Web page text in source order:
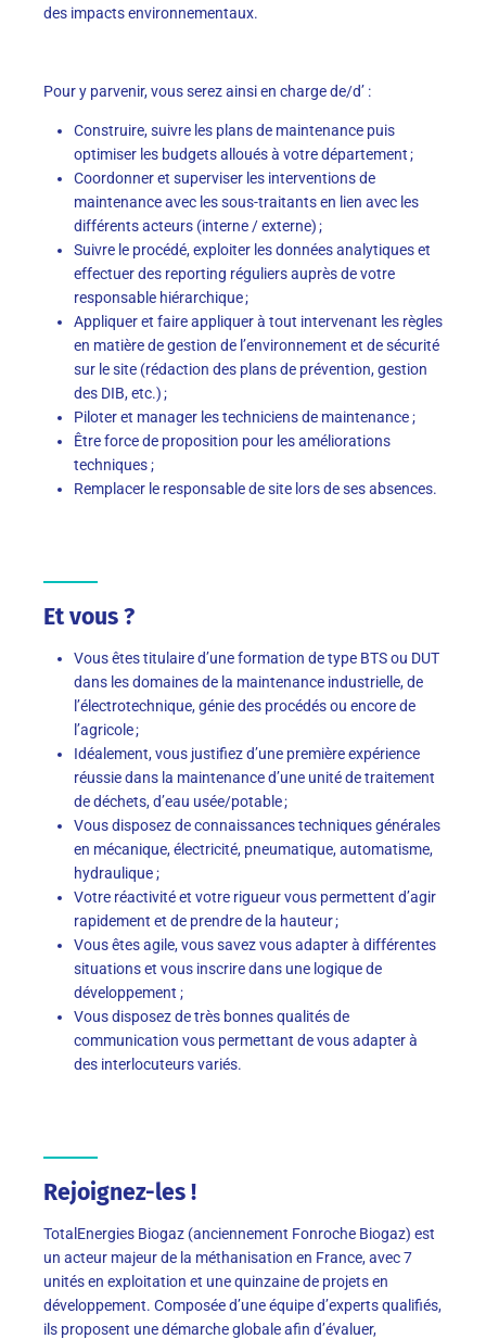
des impacts environnementaux.
Pour y parvenir, vous serez ainsi en charge de/d’ :
Construire, suivre les plans de maintenance puis
optimiser les budgets alloués à votre département ;
Coordonner et superviser les interventions de
maintenance avec les sous-traitants en lien avec les
différents acteurs (interne / externe) ;
Suivre le procédé, exploiter les données analytiques et
effectuer des reporting réguliers auprès de votre
responsable hiérarchique ;
Appliquer et faire appliquer à tout intervenant les règles
en matière de gestion de l’environnement et de sécurité
sur le site (rédaction des plans de prévention, gestion
des DIB, etc.) ;
Piloter et manager les techniciens de maintenance ;
Être force de proposition pour les améliorations
techniques ;
Remplacer le responsable de site lors de ses absences.
Et vous ?
Vous êtes titulaire d’une formation de type BTS ou DUT
dans les domaines de la maintenance industrielle, de
l’électrotechnique, génie des procédés ou encore de
l’agricole ;
Idéalement, vous justifiez d’une première expérience
réussie dans la maintenance d’une unité de traitement
de déchets, d’eau usée/potable ;
Vous disposez de connaissances techniques générales
en mécanique, électricité, pneumatique, automatisme,
hydraulique ;
Votre réactivité et votre rigueur vous permettent d’agir
rapidement et de prendre de la hauteur ;
Vous êtes agile, vous savez vous adapter à différentes
situations et vous inscrire dans une logique de
développement ;
Vous disposez de très bonnes qualités de
communication vous permettant de vous adapter à
des interlocuteurs variés.
Rejoignez-les !
TotalEnergies Biogaz (anciennement Fonroche Biogaz) est
un acteur majeur de la méthanisation en France, avec 7
unités en exploitation et une quinzaine de projets en
développement. Composée d’une équipe d’experts qualifiés,
ils proposent une démarche globale afin d’évaluer,